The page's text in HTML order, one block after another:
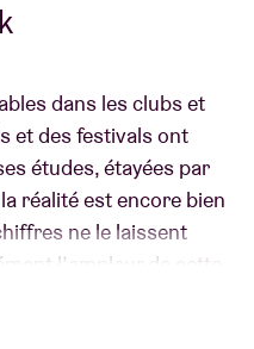
dans les clubs et
et des festivals ont
études, étayées par
réalité est encore bien
ne le laissent
l’ampleur de cette
les sous-cultures ou
souvent victimes ? Les